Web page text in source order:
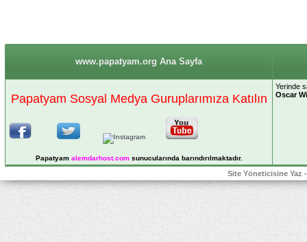
www.papatyam.org Ana Sayfa
Papatyam Sosyal Medya Guruplarımıza Katılın
Papatyam alemdarhost.comsunucularında barındırılmaktadır.
Yerinde
Oscar
Site Yöneticisine Yaz